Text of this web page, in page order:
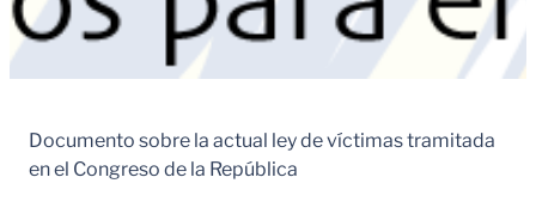
Documento sobre la actual ley de víctimas tramitada
en el Congreso de la República